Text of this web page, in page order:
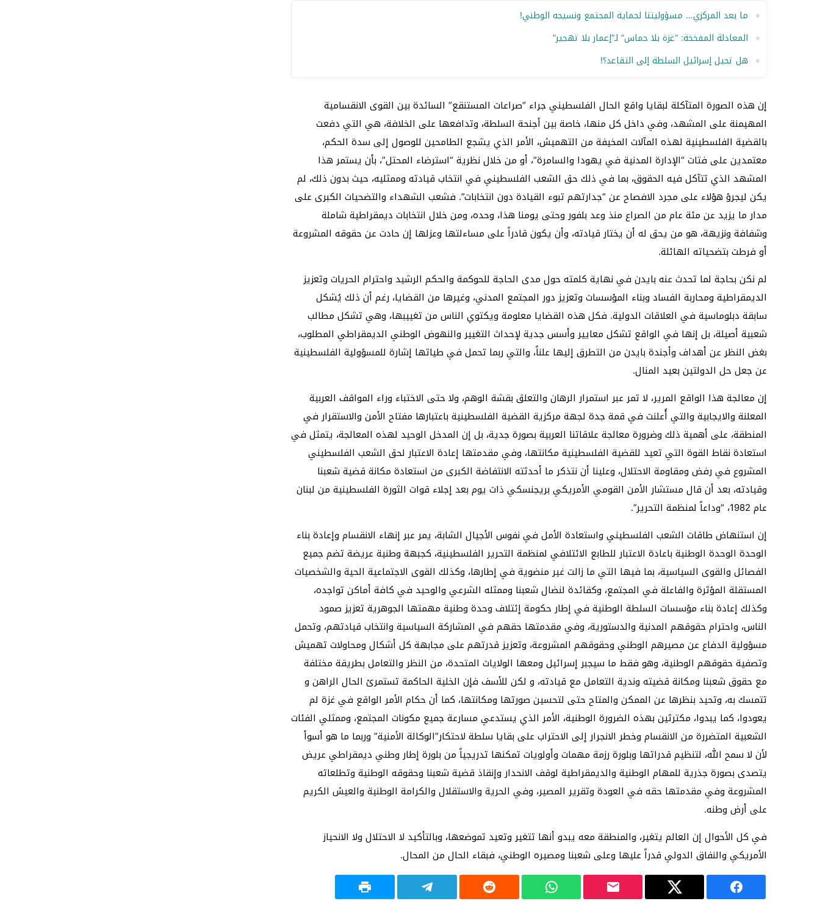
ما بعد المركزي… مسؤوليتنا لحماية المجتمع ونسيجه الوطني!
المعادلة المفخخة: “غزة بلا حماس” لـ”إعمار بلا تهجير”
هل تحيل إسرائيل السلطة إلى التقاعد؟!
إن هذه الصورة المتآكلة لبقايا واقع الحال الفلسطيني جراء “صراعات المستنقع” السائدة بين القوى الانقسامية
المهيمنة على المشهد، وفي داخل كل منها، خاصة بين أجنحة السلطة، وتدافعها على الخلافة، هي التي دفعت
بالقضية الفلسطينية لهذه المآلات المخيفة من التهميش، الأمر الذي يشجع الطامحين للوصول إلى سدة الحكم،
معتمدين على فتات “الإدارة المدنية في يهودا والسامرة”، أو من خلال نظرية “استرضاء المحتل”، بأن يستمر هذا
المشهد الذي تتآكل فيه الحقوق، بما في ذلك حق الشعب الفلسطيني في انتخاب قيادته وممثليه، حيث بدون ذلك، لم
يكن ليجرؤ هؤلاء على مجرد الافصاح عن “جدارتهم تبوء القيادة دون انتخابات”. فشعب الشهداء والتضحيات الكبرى على
مدار ما يزيد عن مئة عام من الصراع منذ وعد بلفور وحتى يومنا هذا، وحده، ومن خلال انتخابات ديمقراطية شاملة
وشفافة ونزيهة، هو من يحق له أن يختار قيادته، وأن يكون قادراً على مساءلتها وعزلها إن حادت عن حقوقه المشروعة
أو فرطت بتضحياته الهائلة.
لم نكن بحاجة لما تحدث عنه بايدن في نهاية كلمته حول مدى الحاجة للحوكمة والحكم الرشيد واحترام الحريات وتعزيز
الديمقراطية ومحاربة الفساد وبناء المؤسسات وتعزيز دور المجتمع المدني، وغيرها من القضايا، رغم أن ذلك يُشكل
سابقة دبلوماسية في العلاقات الدولية. فكل هذه القضايا معلومة ويكتوي الناس من تغييبها، وهي تشكل مطالب
شعبية أصيلة، بل إنها في الواقع تشكل معايير وأسس جدية لإحداث التغيير والنهوض الوطني الديمقراطي المطلوب،
بغض النظر عن أهداف وأجندة بايدن من التطرق إليها علناً، والتي ربما تحمل في طياتها إشارة للمسؤولية الفلسطينية
عن جعل حل الدولتين بعيد المنال.
إن معالجة هذا الواقع المرير، لا تمر عبر استمرار الرهان والتعلق بقشة الوهم، ولا حتى الاختباء وراء المواقف العربية
المعلنة والايجابية والتي أُعلنت في قمة جدة لجهة مركزية القضية الفلسطينية باعتبارها مفتاح الأمن والاستقرار في
المنطقة، على أهمية ذلك وضرورة معالجة علاقاتنا العربية بصورة جدية، بل إن المدخل الوحيد لهذه المعالجة، يتمثل في
استعادة نقاط القوة التي تعيد للقضية الفلسطينية مكانتها، وفي مقدمتها إعادة الاعتبار لحق الشعب الفلسطيني
المشروع في رفض ومقاومة الاحتلال، وعلينا أن نتذكر ما أحدثته الانتفاضة الكبرى من استعادة مكانة قضية شعبنا
وقيادته، بعد أن قال مستشار الأمن القومي الأمريكي بريجنسكي ذات يوم بعد إجلاء قوات الثورة الفلسطينية من لبنان
عام 1982، “وداعاً لمنظمة التحرير”.
إن استنهاض طاقات الشعب الفلسطيني واستعادة الأمل في نفوس الأجيال الشابة، يمر عبر إنهاء الانقسام وإعادة بناء
الوحدة الوحدة الوطنية باعادة الاعتبار للطابع الائتلافي لمنظمة التحرير الفلسطينية، كجبهة وطنية عريضة تضم جميع
الفصائل والقوى السياسية، بما فيها التي ما زالت غير منضوية في إطارها، وكذلك القوى الاجتماعية الحية والشخصيات
المستقلة المؤثرة والفاعلة في المجتمع، وكقائدة لنضال شعبنا وممثله الشرعي والوحيد في كافة أماكن تواجده،
وكذلك إعادة بناء مؤسسات السلطة الوطنية في إطار حكومة إئتلاف وحدة وطنية مهمتها الجوهرية تعزيز صمود
الناس، واحترام حقوقهم المدنية والدستورية، وفي مقدمتها حقهم في المشاركة السياسية وانتخاب قيادتهم، وتحمل
مسؤولية الدفاع عن مصيرهم الوطني وحقوقهم المشروعة، وتعزيز قدرتهم على مجابهة كل أشكال ومحاولات تهميش
وتصفية حقوقهم الوطنية، وهو فقط ما سيجبر إسرائيل ومعها الولايات المتحدة، من النظر والتعامل بطريقة مختلفة
مع حقوق شعبنا ومكانة قضيته وندية التعامل مع قيادته، و لكن للأسف فإن الخلية الحاكمة تستمرئ الحال الراهن و
تتمسك به، وتحيد بنظرها عن الممكن والمتاح حتى لتحسين صورتها ومكانتها، كما أن حكام الأمر الواقع في غزة لم
يعودوا، كما يبدوا، مكترثين بهذه الضرورة الوطنية، الأمر الذي يستدعي مسارعة جميع مكونات المجتمع، وممثلي الفئات
الشعبية المتضررة من الانقسام وخطر الانجرار إلى الاحتراب على بقايا سلطة لاحتكار”الوكالة الأمنية” وربما ما هو أسوأ
لأن لا سمح الله، لتنظيم قدراتها وبلورة رزمة مهمات وأولويات تمكنها تدريجياً من بلورة إطار وطني ديمقراطي عريض
يتصدى بصورة جذرية للمهام الوطنية والديمقراطية لوقف الانحدار وإنقاذ قضية شعبنا وحقوقه الوطنية وتطلعاته
المشروعة وفي مقدمتها حقه في العودة وتقرير المصير، وفي الحرية والاستقلال والكرامة الوطنية والعيش الكريم
على أرض وطنه.
في كل الأحوال إن العالم يتغير، والمنطقة معه يبدو أنها تتغير وتعيد تموضعها، وبالتأكيد لا الاحتلال ولا الانحياز
الأمريكي والنفاق الدولي قدراً عليها وعلى شعبنا ومصيره الوطني، فبقاء الحال من المحال.